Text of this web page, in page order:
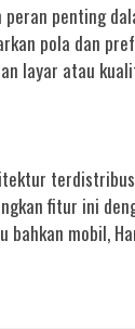
penting
pola dan
layar atau
fitur ini
mobil,